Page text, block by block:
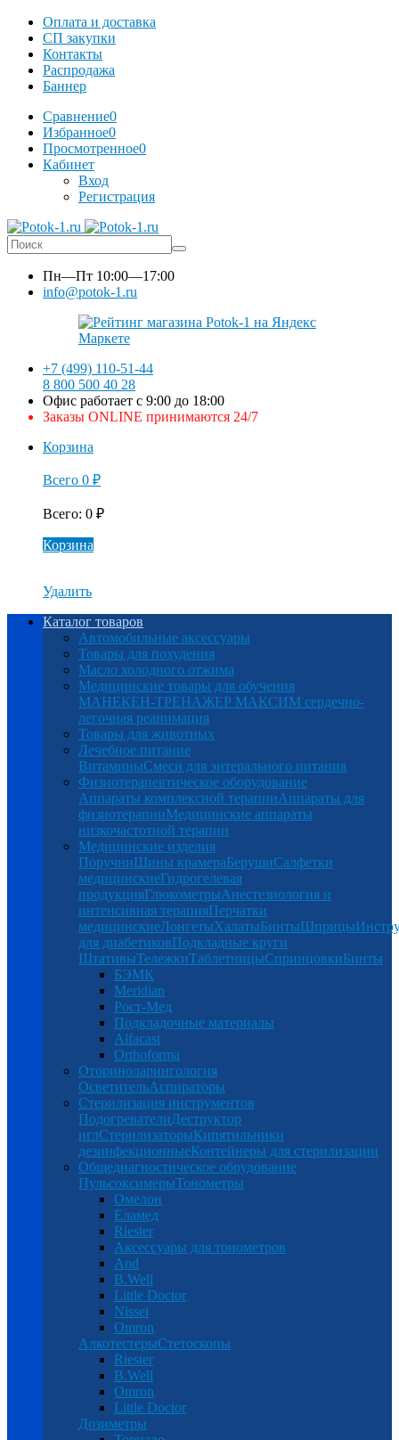
Оплата и доставка
СП закупки
Контакты
Распродажа
Баннер
Сравнение0
Избранное0
Просмотренное0
Кабинет
Вход
Регистрация
Пн—Пт 10:00—17:00
info@potok-1.ru
+7 (499) 110-51-44
8 800 500 40 28
Офис работает с 9:00 до 18:00
Заказы ONLINE принимаются 24/7
Корзина
Всего 0 ₽
Всего: 0 ₽
Корзина
Удалить
Каталог товаров
Автомобильные аксессуары
Товары для похудения
Масло холодного отжима
Медицинские товары для обучения
МАНЕКЕН-ТРЕНАЖЕР МАКСИМ сердечно-
легочная реанимация
Товары для животных
Лечебное питание
ВитаминыСмеси для энтерального питания
Физиотерапевтическое оборудование
Аппараты комплексной терапииАппараты для
физиотерапииМедицинские аппараты
низкочастотной терапии
Медицинские изделия
ПоручниШины крамераБерушиСалфетки
медицинскиеГидрогелевая
продукцияГлюкометрыАнестезиология и
интенсивная терапияПерчатки
медицинскиеЛонгетыХалатыБинтыШприцы
для диабетиковПодкладные круги
ШтативыТележкиТаблетницыСпринцовкиБинты
БЭМК
Meridian
Рост-Мед
Подкладочные материалы
Alfacast
Orthoforma
Оториноларингология
ОсветительАспираторы
Стерилизация инструментов
ПодогревателиДеструктор
иглСтерилизаторыКипятильники
дезинфекционныеКонтейнеры для стерилизации
Общедиагностическое обрудование
ПульсоксимерыТонометры
Омелон
Еламед
Riester
Аксессуары для тонометров
And
B.Well
Little Doctor
Nissei
Omron
АлкотестерыСтетоскопы
Riester
B.Well
Omron
Little Doctor
Дозиметры